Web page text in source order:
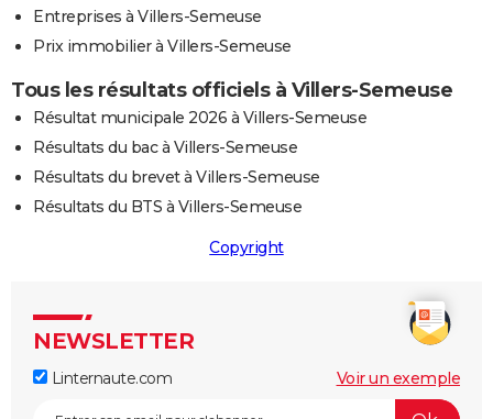
Entreprises à Villers-Semeuse
Prix immobilier à Villers-Semeuse
Tous les résultats officiels à Villers-Semeuse
Résultat municipale 2026 à Villers-Semeuse
Résultats du bac à Villers-Semeuse
Résultats du brevet à Villers-Semeuse
Résultats du BTS à Villers-Semeuse
Copyright
NEWSLETTER
Linternaute.com Voir un exemple